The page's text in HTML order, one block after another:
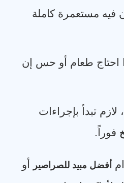
مستعمرة كاملة
احتاج طعام أو حس إن
تبدأ بإجراءات
فوراً .
أفضل مبيد للصراصير أو